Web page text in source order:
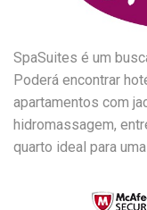
SpaSuites é um
Poderá encontrar
apartamentos com
hidromassagem,
quarto ideal para